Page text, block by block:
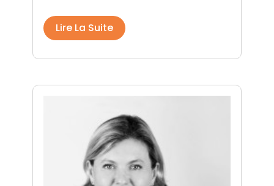
Lire La Suite